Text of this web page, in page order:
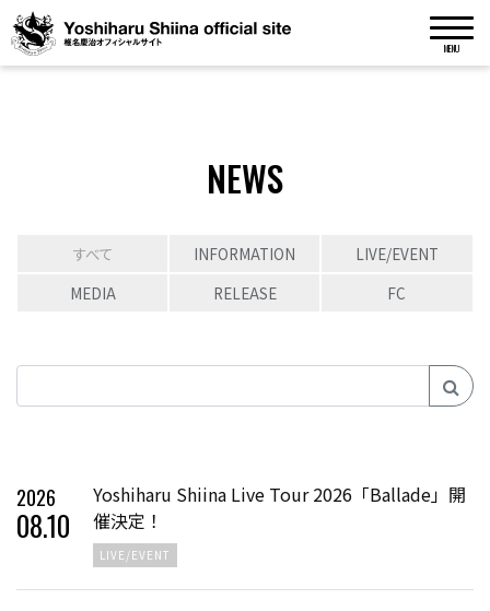
MENU
NEWS
すべて INFORMATION
LIVE/EVENT
MEDIA
RELEASE FC
2026
08.10
Yoshiharu Shiina Live Tour 2026「Ballade」開
催決定！
LIVE/EVENT